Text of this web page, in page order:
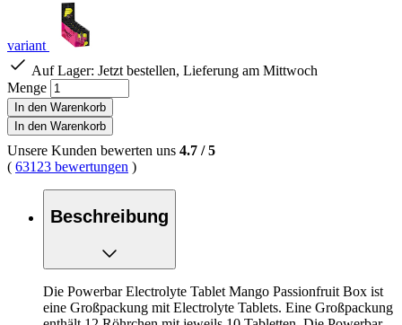
variant
Auf Lager: Jetzt bestellen, Lieferung am Mittwoch
Menge
In den Warenkorb
In den Warenkorb
Unsere Kunden bewerten uns 4.7 /5
( 63123 bewertungen )
Beschreibung
Die Powerbar Electrolyte Tablet Mango Passionfruit Box ist
eine Großpackung mit Electrolyte Tablets. Eine Großpackung